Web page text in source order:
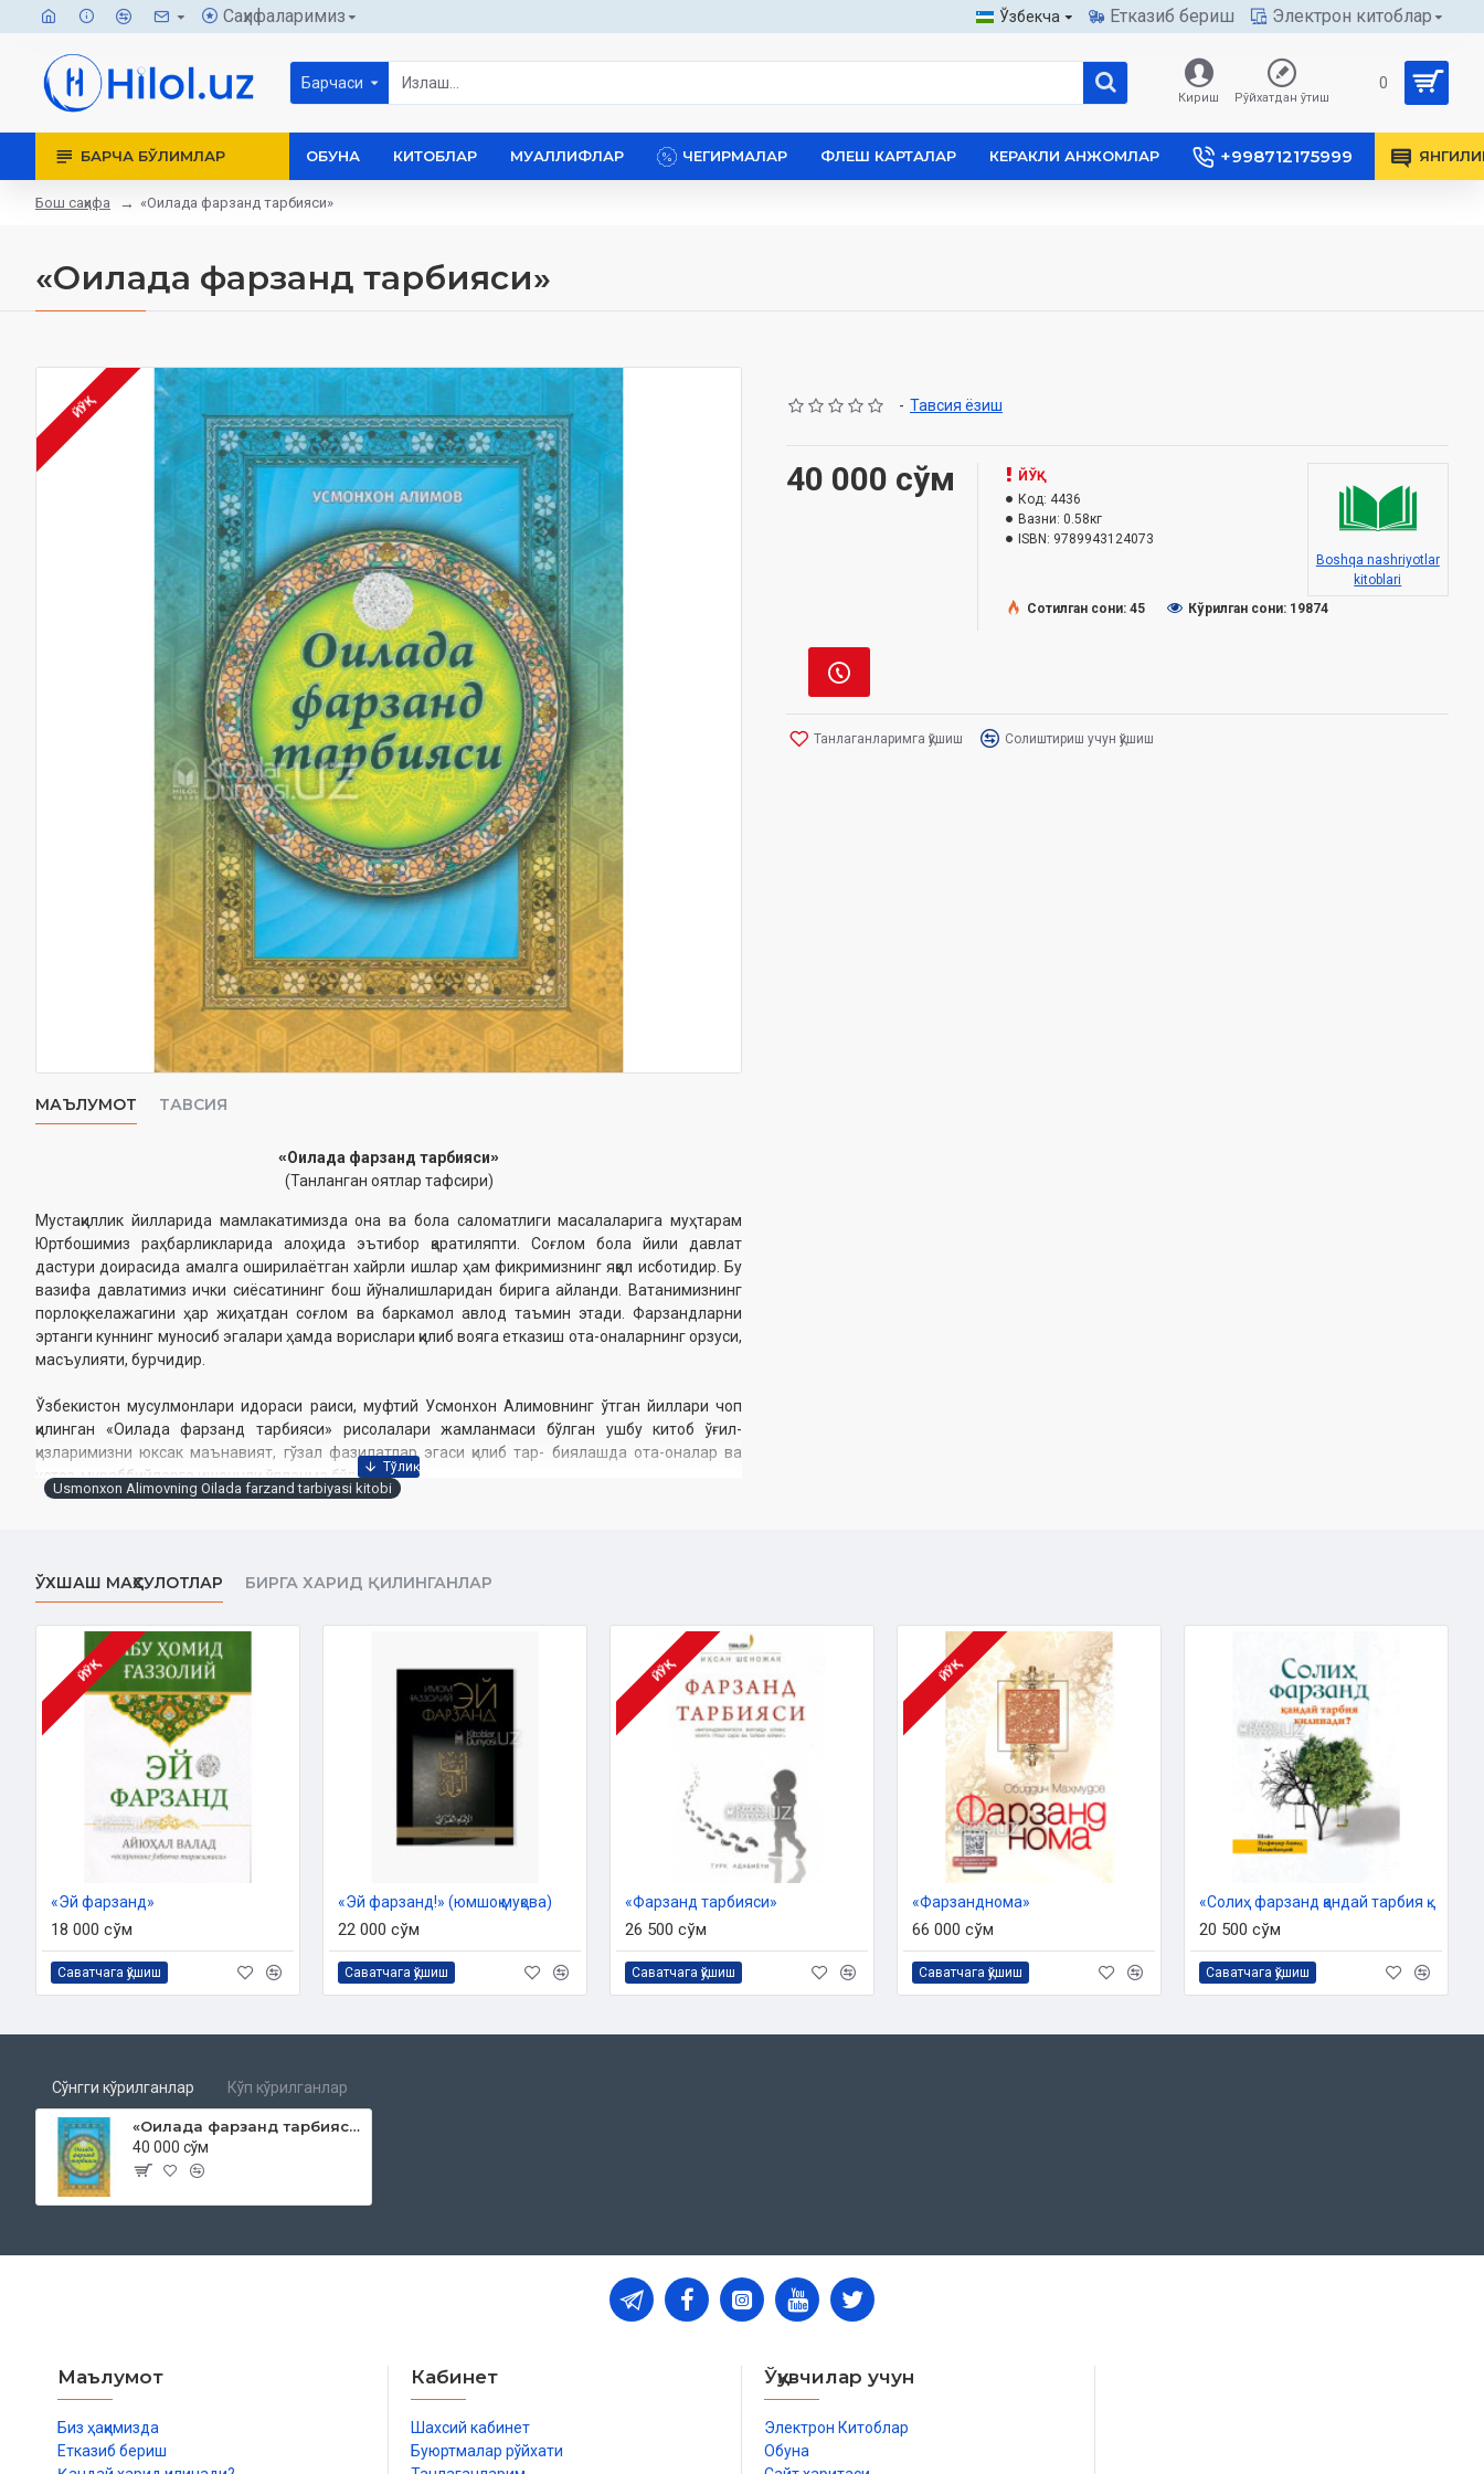
Саҳифаларимиз Ўзбекча Етказиб бериш Электрон китоблар
Барчаси
Кириш Рўйхатдан ўтиш
0
БАРЧА БЎЛИМЛАР ОБУНА КИТОБЛАР МУАЛЛИФЛАР ЧЕГИРМАЛАР ФЛЕШ КАРТАЛАР КЕРАКЛИ АНЖОМЛАР +998712175999
Бош саҳифа «Оилада фарзанд тарбияси»
«Оилада фарзанд тарбияси»
ЙЎҚ
МАЪЛУМОТ ТАВСИЯ
«Оилада фарзанд тарбияси»
(Танланган оятлар тафсири)
Мустақиллик йилларида мамлакатимизда она ва бола саломатлиги масалаларига муҳтарам
Юртбошимиз раҳбарликларида алоҳида эътибор қаратиляпти. Соғлом бола йили давлат
дастури доирасида амалга оширилаётган хайрли ишлар ҳам фикримизнинг яққол исботидир. Бу
вазифа давлатимиз ички сиёсатининг бош йўналишларидан бирига айланди. Ватанимизнинг
порлоқ келажагини ҳар жиҳатдан соғлом ва баркамол авлод таъмин этади. Фарзандларни
эртанги куннинг муносиб эгалари ҳамда ворислари қилиб вояга етказиш ота-оналарнинг орзуси,
масъулияти, бурчидир.
Ўзбекистон мусулмонлари идораси раиси, муфтий Усмонхон Алимовнинг ўтган йиллари чоп
қилинган «Оилада фарзанд тарбияси» рисолалари жамланмаси бўлган ушбу китоб ўғил-
қизларимизни юксак маънавият, гўзал фазилатлар эгаси қилиб тар- биялашда ота-оналар ва
устоз-мураббийларга ишончли қўлланма бўлади.
Нашриёт:«Movarounnahr»
460 бет
978-9943-12-407-3
Ўлчами:
84×108 1/32
Муқоваси:қаттиқ
Ўзбекистон Республикаси Вазирлар Маҳкамаси ҳузуридаги Дин ишлари бўйича қўмитанинг
2018 йилнинг 11 апрелдаги 1932 - сонли тавсияси ила чоп этилган.
- Тавсия ёзиш
40 000 сўм
ЙЎҚ
Код: 4436
Вазни: 0.58кг
ISBN: 9789943124073
Boshqa nashriyotlar
kitoblari
Сотилган сони: 45
Кўрилган сони: 19874
Танлаганларимга қўшиш Солиштириш учун қўшиш
Usmonxon Alimovning Oilada farzand tarbiyasi kitobi
ЎХШАШ МАҲСУЛОТЛАР БИРГА ХАРИД ҚИЛИНГАНЛАР
ЙЎҚ
«Эй фарзанд»
18 000 сўм
Саватчага қўшиш
«Эй фарзанд!» (юмшоқ муқова)
22 000 сўм
Саватчага қўшиш
ЙЎҚ
«Фарзанд тарбияси»
26 500 сўм
Саватчага қўшиш
ЙЎҚ
«Фарзанднома»
66 000 сўм
Саватчага қўшиш
«Солиҳ фарзанд қандай тарбия қилинади?»
20 500 сўм
Саватчага қўшиш
Сўнгги кўрилганлар Кўп кўрилганлар
«Оилада фарзанд тарбияси»
40 000 сўм
Маълумот
Биз ҳақимизда
Етказиб бериш
Кабинет
Шахсий кабинет
Буюртмалар рўйхати
Ўқувчилар учун
Электрон Китоблар
Обуна